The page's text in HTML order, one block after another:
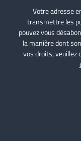
Votre adresse
transmettre les
pouvez vous
la manière dont
vos droits, veuillez